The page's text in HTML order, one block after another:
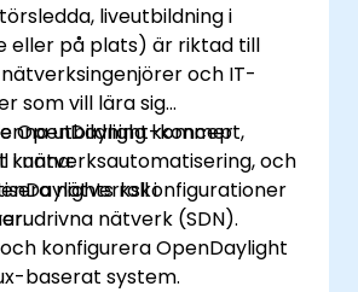
liveutbildning i
eller på plats) är riktad till
och IT-
som vill lära sig
OpenDaylight-koncept,
i nätverksautomatisering, och
nätverkskonfigurationer
utbildning kommer
kunna:
roll i
nätverk (SDN).
konfigurera OpenDaylight
baserat system.